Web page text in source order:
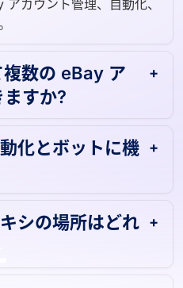
カウント管理、自動化、
数の eBay ア
すか?
化とボットに機
シの場所はどれ